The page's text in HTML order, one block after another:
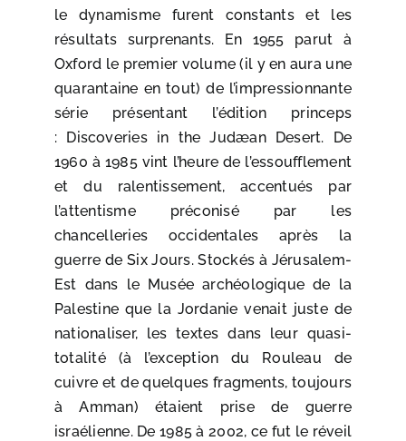
le dynamisme furent constants et les
résultats surprenants. En 1955 parut à
Oxford le premier volume (il y en aura une
quarantaine en tout) de l’impressionnante
série présentant l’édition princeps
: Discoveries in the Judæan Desert. De
1960 à 1985 vint l’heure de l’essoufflement
et du ralentissement, accentués par
l’attentisme préconisé par les
chancelleries occidentales après la
guerre de Six Jours. Stockés à Jérusalem-
Est dans le Musée archéologique de la
Palestine que la Jordanie venait juste de
nationaliser, les textes dans leur quasi-
totalité (à l’exception du Rouleau de
cuivre et de quelques fragments, toujours
à Amman) étaient prise de guerre
israélienne. De 1985 à 2002, ce fut le réveil